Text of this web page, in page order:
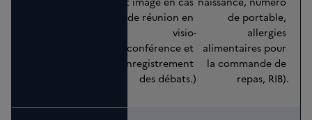
de réunion en
visio-
conférence et
enregistrement
des débats.)
de portable,
allergies
alimentaires pour
la commande de
repas, RIB).